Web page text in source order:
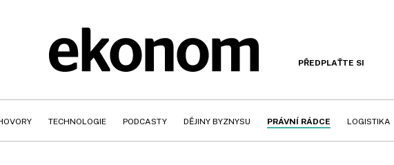
PŘEDPLAŤTE SI
TECHNOLOGIE PODCASTY DĚJINY BYZNYSU PRÁVNÍ RÁDCE LOGISTIKA